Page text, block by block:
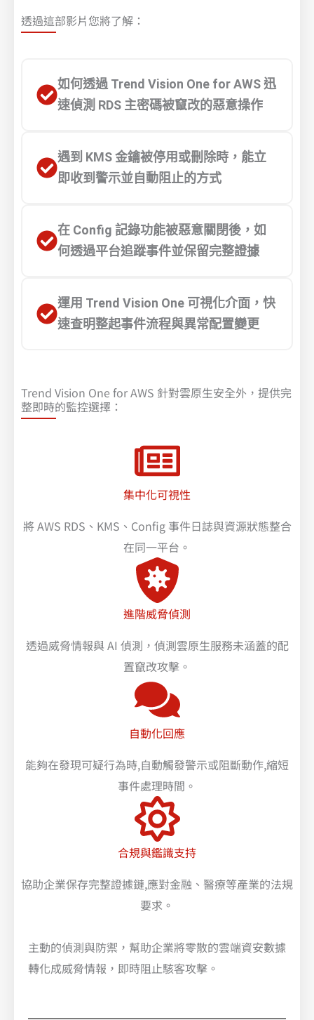
透過這部影片您將了解：
如何透過 Trend Vision One for AWS 迅
速偵測 RDS 主密碼被竄改的惡意操作
遇到 KMS 金鑰被停用或刪除時，能立
即收到警示並自動阻止的方式
在 Config 記錄功能被惡意關閉後，如
何透過平台追蹤事件並保留完整證據
運用 Trend Vision One 可視化介面，快
速查明整起事件流程與異常配置變更
Trend Vision One for AWS 針對雲原生安全外，提供完
整即時的監控選擇：
集中化可視性
將 AWS RDS、KMS、Config 事件日誌與資源狀態整合
在同一平台。
進階威脅偵測
透過威脅情報與 AI 偵測，偵測雲原生服務未涵蓋的配
置竄改攻擊。
自動化回應
能夠在發現可疑行為時,自動觸發警示或阻斷動作,縮短
事件處理時間。
合規與鑑識支持
協助企業保存完整證據鏈,應對金融、醫療等產業的法規
要求。
主動的偵測與防禦，幫助企業將零散的雲端資安數據
轉化成威脅情報，即時阻止駭客攻擊。